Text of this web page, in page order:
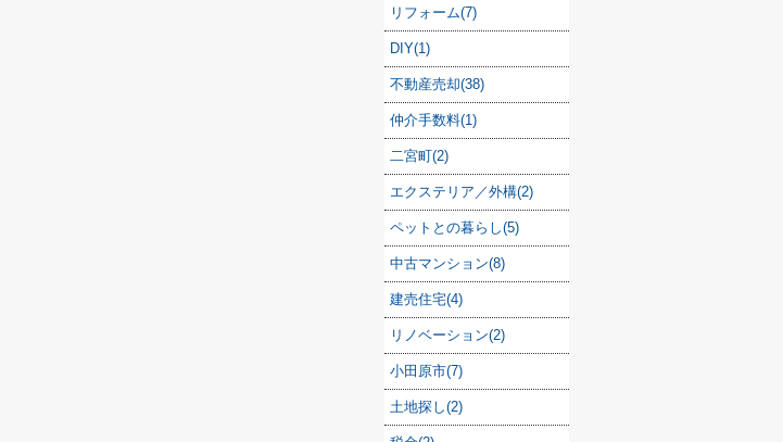
リフォーム(7)
DIY(1)
不動産売却(38)
仲介手数料(1)
二宮町(2)
エクステリア／外構(2)
ペットとの暮らし(5)
中古マンション(8)
建売住宅(4)
リノベーション(2)
小田原市(7)
土地探し(2)